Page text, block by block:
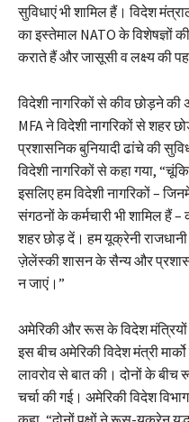
सुविधाएं भी शामिल हैं। विदेश
का इस्तेमाल NATO के विशेषज्ञों
कराते हैं और जासूसी व लक्ष्य की
विदेशी नागरिकों से कीव छोड़ने की
MFA ने विदेशी नागरिकों से शहर
प्रशासनिक बुनियादी ढांचे की
विदेशी नागरिकों से कहा गया,
इसलिए हम विदेशी नागरिकों –
संगठनों के कर्मचारी भी शामिल हैं
शहर छोड़ दें। हम यूक्रेनी
ज़ेलेंस्की शासन के सैन्य और
न जाएं।”
अमेरिकी और रूस के विदेश मंत्रियों
इस बीच अमेरिकी विदेश मंत्री
लावरोव से बात की। दोनों के बीच
चर्चा की गई। अमेरिकी विदेश